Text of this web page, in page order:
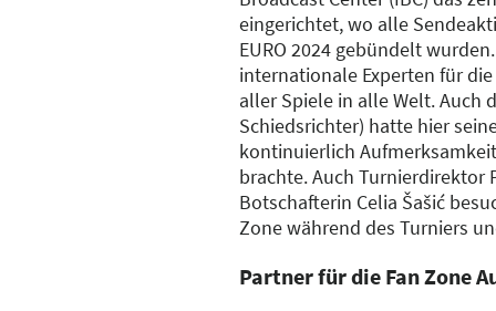
eingerichtet, wo alle
EURO 2024 gebündelt
internationale Experten für
aller Spiele in alle Welt. Auch
Schiedsrichter) hatte hier
kontinuierlich
brachte. Auch Turnierdirektor
Botschafterin Celia Šašić
Zone während des Turniers
Partner für die Fan Zone